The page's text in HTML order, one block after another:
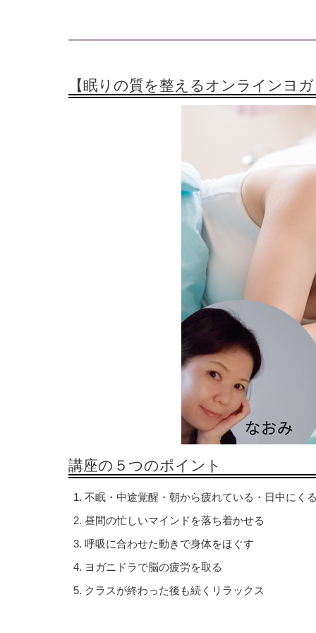
【眠りの質を整えるオンラインヨ
講座の５つのポイント
不眠・中途覚醒・朝から疲れている・日中にく
昼間の忙しいマインドを落ち着かせる
呼吸に合わせた動きで身体をほぐす
ヨガニドラで脳の疲労を取る
クラスが終わった後も続くリラックス